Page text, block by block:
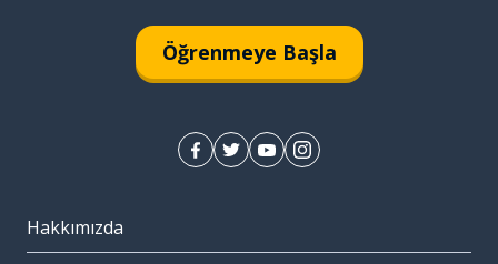
Öğrenmeye Başla
Hakkımızda